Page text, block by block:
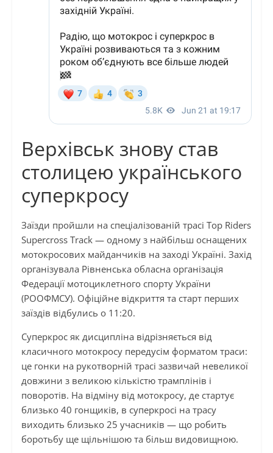
Верхівськ знову став
столицею українського
суперкросу
Заїзди пройшли на спеціалізованій трасі Top Riders
Supercross Track — одному з найбільш оснащених
мотокросових майданчиків на заході Україні. Захід
організувала Рівненська обласна організація
Федерації мотоциклетного спорту України
(РООФМСУ). Офіційне відкриття та старт перших
заїздів відбулись о 11:20.
Суперкрос як дисципліна відрізняється від
класичного мотокросу передусім форматом траси:
це гонки на рукотворній трасі зазвичай невеликої
довжини з великою кількістю трамплінів і
поворотів. На відміну від мотокросу, де стартує
близько 40 гонщиків, в суперкросі на трасу
виходить близько 25 учасників — що робить
боротьбу ще щільнішою та більш видовищною.